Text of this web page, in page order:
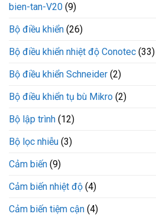
bien-tan-V20 (9)
Bộ điều khiển (26)
Bộ điều khiển nhiệt độ Conotec (33)
Bộ điều khiển Schneider (2)
Bộ điều khiển tụ bù Mikro (2)
Bộ lập trình (12)
Bộ lọc nhiễu (3)
Cảm biến (9)
Cảm biến nhiệt độ (4)
Cảm biến tiệm cận (4)